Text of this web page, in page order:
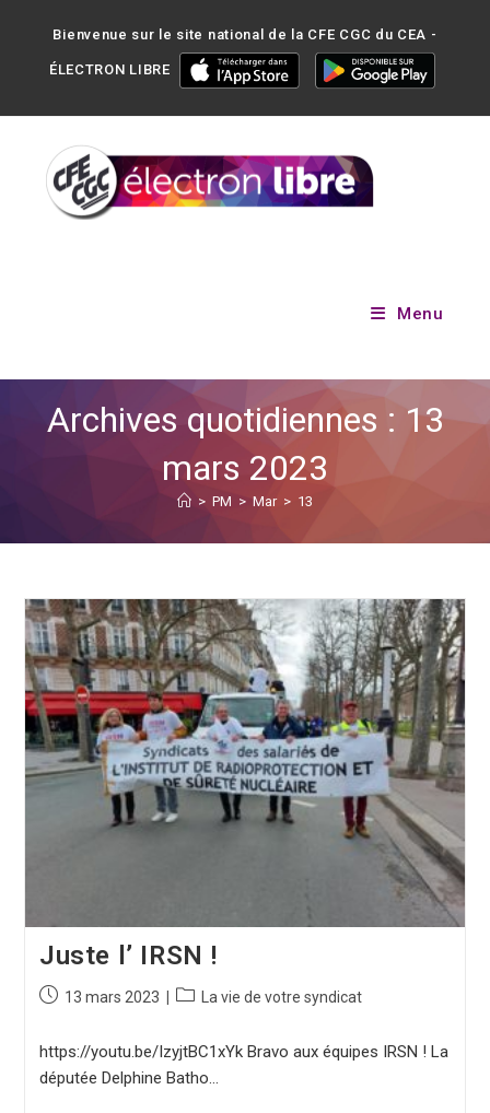
Bienvenue sur le site national de la CFE CGC du CEA -
ÉLECTRON LIBRE
Menu
Archives quotidiennes : 13
mars 2023
> PM > Mar > 13
Juste l’ IRSN !
13 mars 2023 La vie de votre syndicat
https://youtu.be/IzyjtBC1xYk Bravo aux équipes IRSN ! La
députée Delphine Batho…